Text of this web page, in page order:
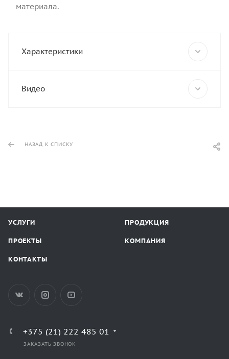
материала.
Характеристики
Видео
НАЗАД К СПИСКУ
УСЛУГИ ПРОДУКЦИЯ
ПРОЕКТЫ КОМПАНИЯ
КОНТАКТЫ
+375 (21) 222 485 01
ЗАКАЗАТЬ ЗВОНОК